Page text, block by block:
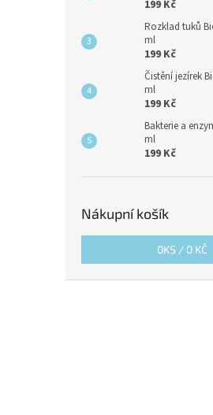
199 Kč
Rozklad tuků
ml
199 Kč
Čistění jezírek
ml
199 Kč
Bakterie a
ml
199 Kč
Nákupní košík
0KS / 0 KČ